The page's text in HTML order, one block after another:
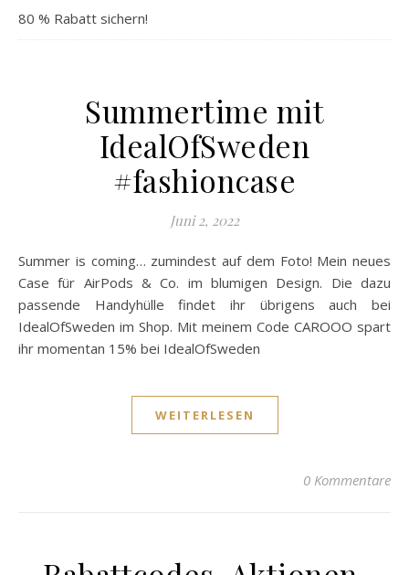
80 % Rabatt sichern!
Summertime mit
IdealOfSweden
#fashioncase
Juni 2, 2022
Summer is coming… zumindest auf dem Foto! Mein neues
Case für AirPods & Co. im blumigen Design. Die dazu
passende Handyhülle findet ihr übrigens auch bei
IdealOfSweden im Shop. Mit meinem Code CAROOO spart
ihr momentan 15% bei IdealOfSweden
WEITERLESEN
0 Kommentare